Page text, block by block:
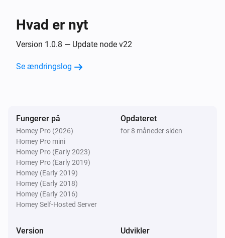
Slukket
Tænd eller sluk
Hvad er nyt
Version 1.0.8 — Update node v22
Se ændringslog
Fungerer på
Homey Pro (2026)
Homey Pro mini
Homey Pro (Early 2023)
Homey Pro (Early 2019)
Homey (Early 2019)
Homey (Early 2018)
Homey (Early 2016)
Homey Self-Hosted Server
Opdateret
for 8 måneder siden
Version Udvikler